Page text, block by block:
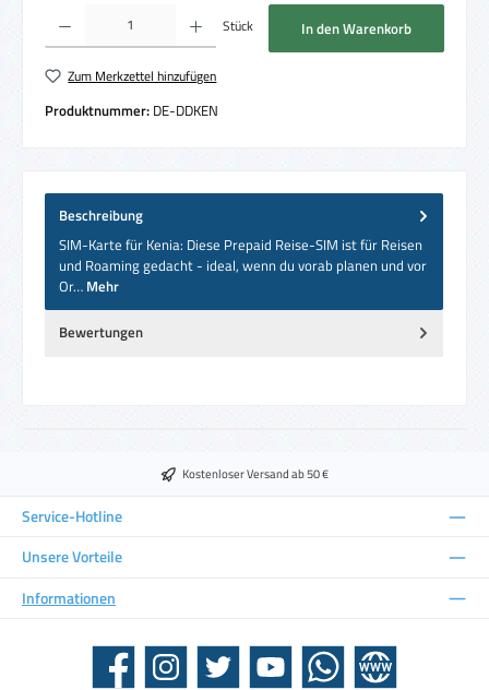
Produkt Anzahl: Gib den gewünschten Wert ein oder benutze die Schaltflächen um
Stück In den Warenkorb
Zum Merkzettel hinzufügen
Produktnummer: DE-DDKEN
Beschreibung
SIM-Karte für Kenia: Diese Prepaid Reise-SIM ist für Reisen
und Roaming gedacht - ideal, wenn du vorab planen und vor
Or… Mehr
Bewertungen
Kostenloser Versand ab 50 €
Service-Hotline
Unsere Vorteile
Informationen
Facebook Instagram Twitter YouTube WhatsApp Website